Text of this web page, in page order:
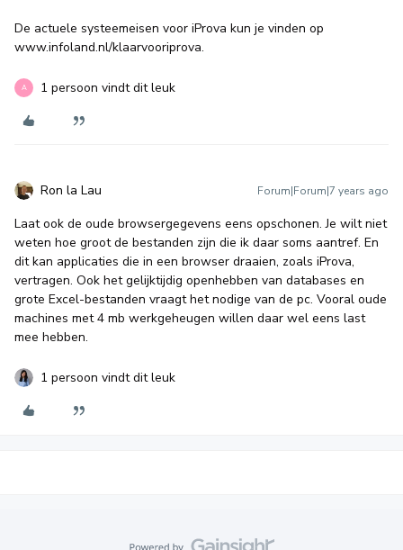
De actuele systeemeisen voor iProva kun je vinden op
www.infoland.nl/klaarvooriprova.
A 1 persoon vindt dit leuk
Ron la Lau Forum|Forum|7 years ago
Laat ook de oude browsergegevens eens opschonen. Je wilt niet
weten hoe groot de bestanden zijn die ik daar soms aantref. En
dit kan applicaties die in een browser draaien, zoals iProva,
vertragen. Ook het gelijktijdig openhebben van databases en
grote Excel-bestanden vraagt het nodige van de pc. Vooral oude
machines met 4 mb werkgeheugen willen daar wel eens last
mee hebben.
1 persoon vindt dit leuk